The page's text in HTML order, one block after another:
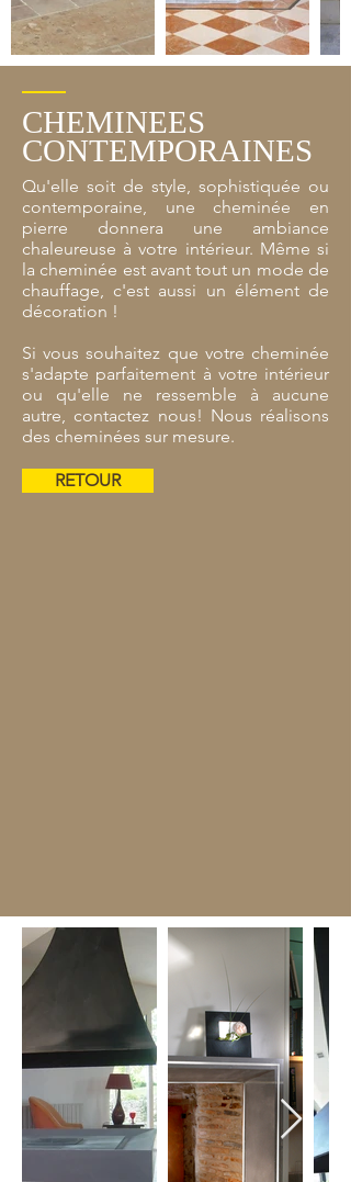
CHEMINEES
CONTEMPORAINES
Qu'elle soit de style, sophistiquée ou
contemporaine, une cheminée en
pierre donnera une ambiance
chaleureuse à votre intérieur. Même si
la cheminée est avant tout un mode de
chauffage, c'est aussi un élément de
décoration !
Si vous souhaitez que votre cheminée
s'adapte parfaitement à votre intérieur
ou qu'elle ne ressemble à aucune
autre, contactez nous! Nous réalisons
des cheminées sur mesure.
RETOUR